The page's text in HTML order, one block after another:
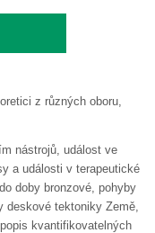
z různých oboru,
nástrojů, událost ve
a události v terapeutické
doby bronzové, pohyby
deskové tektoniky Země,
kvantifikovatelných